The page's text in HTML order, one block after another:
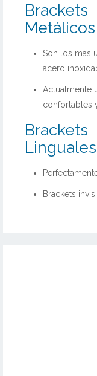
Brackets
Metálicos
Son los mas
acero
Actualmente
confortables
Brackets
Linguales
Brackets